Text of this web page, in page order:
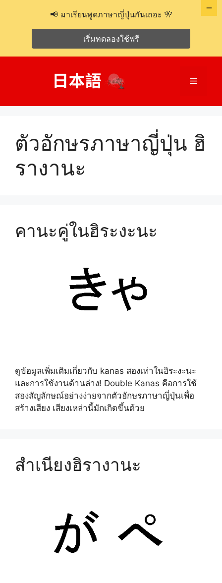
เมนู
ตัวอักษรภาษาญี่ปุ่น ฮิ
รางานะ
คานะคู่ในฮิระงะนะ
ดูข้อมูลเพิ่มเติมเกี่ยวกับ kanas สองเท่าในฮิระงะนะ
และการใช้งานด้านล่าง! Double Kanas คือการใช้
สองสัญลักษณ์อย่างง่ายจากตัวอักษรภาษาญี่ปุ่นเพื่อ
สร้างเสียง เสียงเหล่านี้มักเกิดขึ้นด้วย
สำเนียงฮิรางานะ
📢 มาเรียนพูดภาษาญี่ปุ่นกันเถอะ 🎌
เริ่มทดลองใช้ฟรี